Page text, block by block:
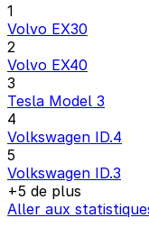
1
Volvo EX30
2
Volvo EX40
3
Tesla Model 3
4
Volkswagen ID.4
5
Volkswagen ID.3
+5 de plus
Aller aux